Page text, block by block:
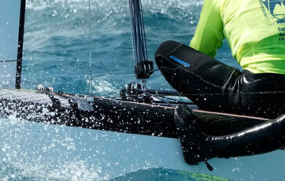
28Fév
ARKEA ULTIM